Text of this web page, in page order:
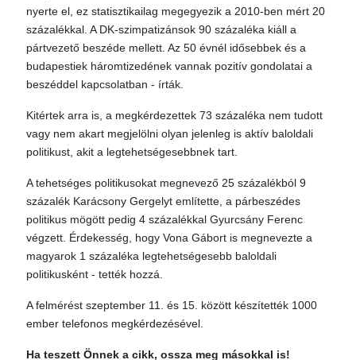
nyerte el, ez statisztikailag megegyezik a 2010-ben mért 20
százalékkal. A DK-szimpatizánsok 90 százaléka kiáll a
pártvezető beszéde mellett. Az 50 évnél idősebbek és a
budapestiek háromtizedének vannak pozitív gondolatai a
beszéddel kapcsolatban - írták.
Kitértek arra is, a megkérdezettek 73 százaléka nem tudott
vagy nem akart megjelölni olyan jelenleg is aktív baloldali
politikust, akit a legtehetségesebbnek tart.
A tehetséges politikusokat megnevező 25 százalékból 9
százalék Karácsony Gergelyt említette, a párbeszédes
politikus mögött pedig 4 százalékkal Gyurcsány Ferenc
végzett. Érdekesség, hogy Vona Gábort is megnevezte a
magyarok 1 százaléka legtehetségesebb baloldali
politikusként - tették hozzá.
A felmérést szeptember 11. és 15. között készítették 1000
ember telefonos megkérdezésével.
Ha teszett Önnek a cikk, ossza meg másokkal is!